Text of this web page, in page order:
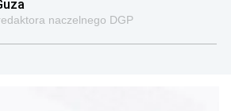
naczelnego DGP